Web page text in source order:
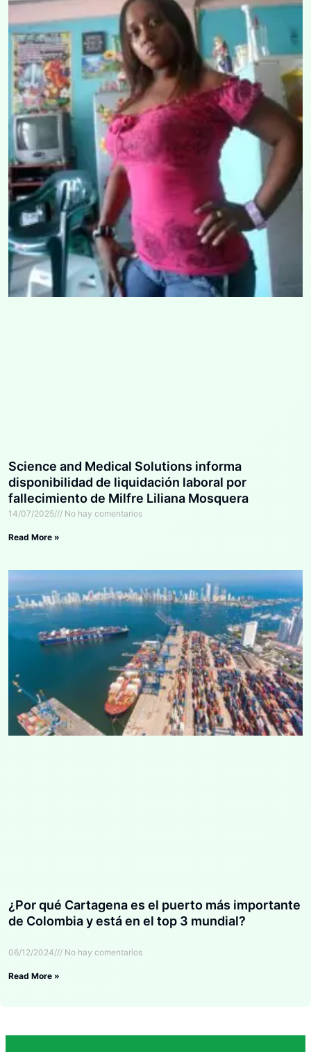
Science and Medical Solutions informa
disponibilidad de liquidación laboral por
fallecimiento de Milfre Liliana Mosquera
Ibargüen
14/07/2025 No hay comentarios
Read More »
¿Por qué Cartagena es el puerto más importante
de Colombia y está en el top 3 mundial?
06/12/2024 No hay comentarios
Read More »